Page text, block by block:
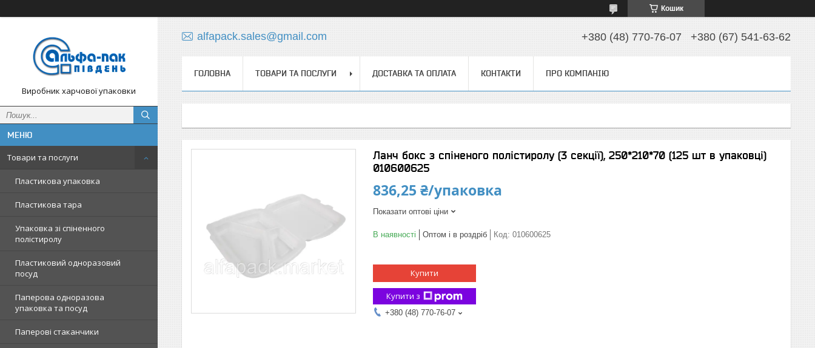
Кошик
Виробник харчової упаковки
Товари та послуги
Пластикова упаковка
Пластикова тара
Упаковка зі спіненного
полістиролу
Пластиковий одноразовий
посуд
Паперова одноразова
упаковка та посуд
Паперові стаканчики
alfapack.sales@gmail.com +380 (48) 770-76-07 +380 (67) 541-63-62
ГОЛОВНА ТОВАРИ ТА ПОСЛУГИ ДОСТАВКА ТА ОПЛАТА КОНТАКТИ ПРО КОМПАНІЮ
Ланч бокс з спіненого полістиролу (3 секції), 250*210*70 (125 шт в упаковці)
010600625
836,25 ₴/упаковка
Показати оптові ціни
В наявності Оптом і в роздріб Код: 010600625
Купити
Купити з
+380 (48) 770-76-07